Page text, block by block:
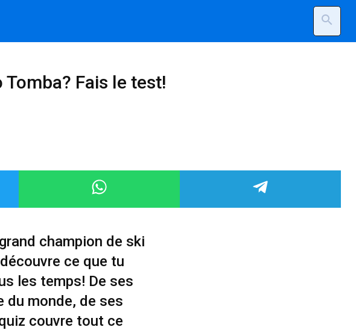
search
Fais le test!
champion de ski
ce que tu
les temps! De ses
du monde, de ses
couvre tout ce